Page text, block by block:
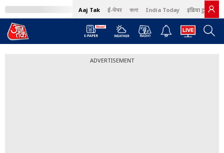
Aaj Tak ई-पेपर বাংলা India Today इंडिया टुडे हिंदी
ADVERTISEMENT